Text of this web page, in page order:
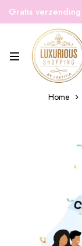
Gratis
winkel | Snelle
Home